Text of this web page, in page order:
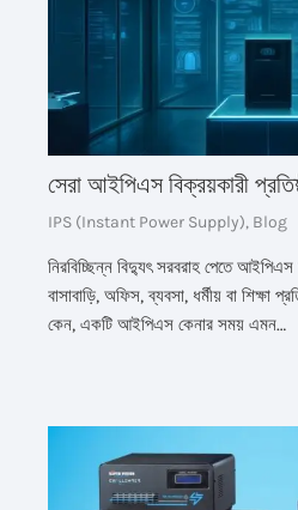
সেরা আইপিএস বিক্রয়কারী
IPS (Instant Power Supply), Blog
নিরবিচ্ছিন্ন বিদ্যুৎ সরবরাহ পেতে
বাসাবাড়ি, অফিস, ব্যবসা, ধর্মীয় বা শিক্ষা
কেন, একটি আইপিএস কেনার সময় এমন…